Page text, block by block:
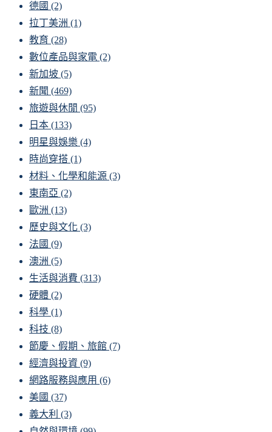
德國 (2)
拉丁美洲 (1)
教育 (28)
數位產品與家電 (2)
新加坡 (5)
新聞 (469)
旅遊與休閒 (95)
日本 (133)
明星與娛樂 (4)
時尚穿搭 (1)
材料、化學和能源 (3)
東南亞 (2)
歐洲 (13)
歷史與文化 (3)
法國 (9)
澳洲 (5)
生活與消費 (313)
硬體 (2)
科學 (1)
科技 (8)
節慶、假期、旅館 (7)
經濟與投資 (9)
網路服務與應用 (6)
美國 (37)
義大利 (3)